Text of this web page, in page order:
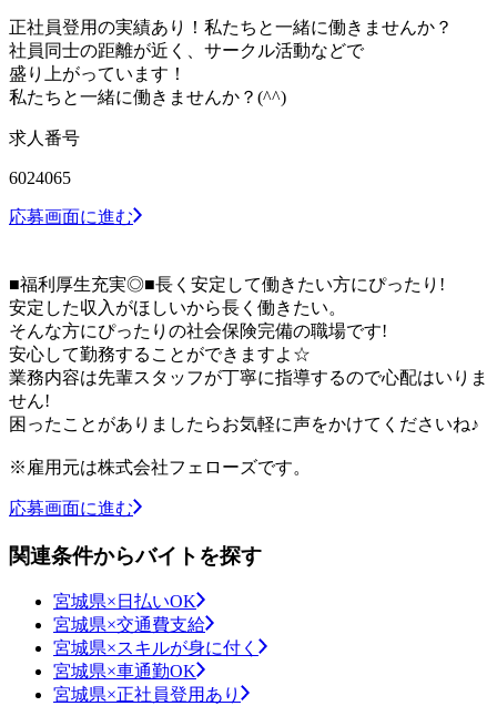
正社員登用の実績あり！私たちと一緒に働きませんか？
社員同士の距離が近く、サークル活動などで
盛り上がっています！
私たちと一緒に働きませんか？(^^)
求人番号
6024065
応募画面に進む
■福利厚生充実◎■長く安定して働きたい方にぴったり!
安定した収入がほしいから長く働きたい。
そんな方にぴったりの社会保険完備の職場です!
安心して勤務することができますよ☆
業務内容は先輩スタッフが丁寧に指導するので心配はいりま
せん!
困ったことがありましたらお気軽に声をかけてくださいね♪
※雇用元は株式会社フェローズです。
応募画面に進む
関連条件からバイトを探す
宮城県×日払いOK
宮城県×交通費支給
宮城県×スキルが身に付く
宮城県×車通勤OK
宮城県×正社員登用あり